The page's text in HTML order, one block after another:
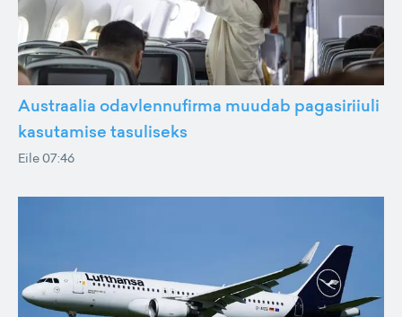
Austraalia odavlennufirma muudab pagasiriiuli
kasutamise tasuliseks
Eile 07:46